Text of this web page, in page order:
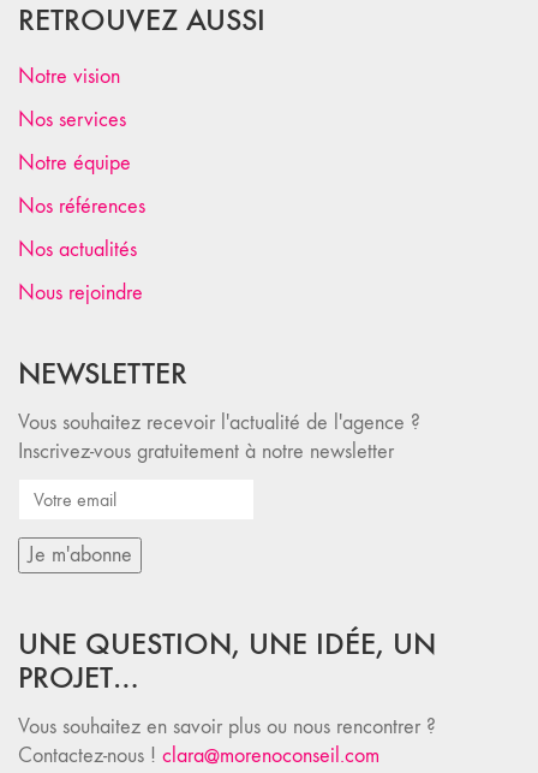
RETROUVEZ AUSSI
Notre vision
Nos services
Notre équipe
Nos références
Nos actualités
Nous rejoindre
NEWSLETTER
Vous souhaitez recevoir l'actualité de l'agence ?
Inscrivez-vous gratuitement à notre newsletter
UNE QUESTION, UNE IDÉE, UN
PROJET…
Vous souhaitez en savoir plus ou nous rencontrer ?
Contactez-nous ! clara@morenoconseil.com